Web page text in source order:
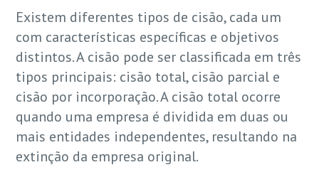
Existem diferentes tipos de cisão, cada um
com características específicas e objetivos
distintos. A cisão pode ser classificada em três
tipos principais: cisão total, cisão parcial e
cisão por incorporação. A cisão total ocorre
quando uma empresa é dividida em duas ou
mais entidades independentes, resultando na
extinção da empresa original.